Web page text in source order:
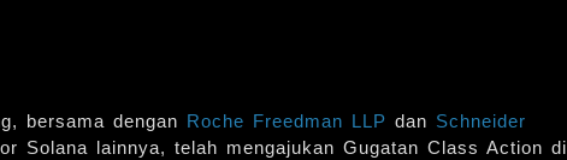
bersama dengan Roche Freedman LLP dan Schneider
Solana lainnya, telah mengajukan Gugatan Class Action di